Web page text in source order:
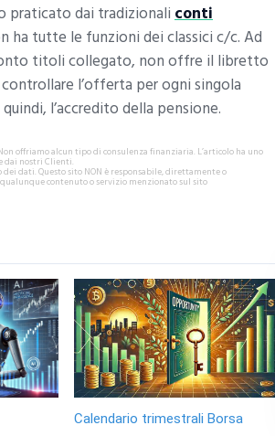
praticato dai tradizionaliconti
ha tutte le funzioni dei classici c/c. Ad
titoli collegato, non offre il libretto
l’offerta per ogni singola
l’accredito della pensione.
offriamo alcun tipo di consulenza finanziaria. L’articolo ha uno
dai nostri Clienti.
dati. Questo sito NON è responsabile, direttamente o
contenuto o servizio menzionato sul sito
Calendario trimestrali Borsa